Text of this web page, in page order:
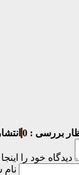
بررسی : 0
دیدگاه خود را
نام